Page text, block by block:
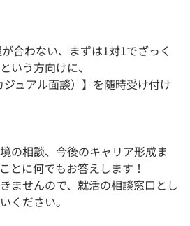
合わない、まずは1対1でざっく
いう方向けに、
ュアル面談）】を随時受け付け
の相談、今後のキャリア形成ま
とに何でもお答えします！
ませんので、就活の相談窓口とし
ください。